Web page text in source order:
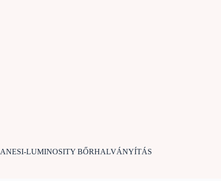
ANESI-LUMINOSITY BŐRHALVÁNYÍTÁS